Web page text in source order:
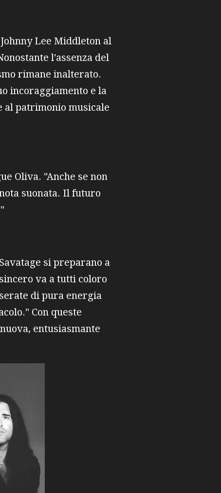
Lee Middleton al
l'assenza del
rimane inalterato.
incoraggiamento e la
al patrimonio musicale
Oliva. "Anche se non
suonata. Il futuro
si preparano a
va a tutti coloro
di pura energia
Con queste
entusiasmante